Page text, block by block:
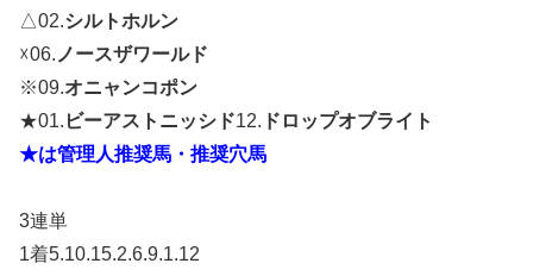
△02.シルトホルン
☓06. ノースザワールド
※09.オニャンコポン
★01. ビーアストニッシド12. ドロップオブライト
★は管理人推奨馬・推奨穴馬
3連単
1着5.10.15.2.6.9.1.12